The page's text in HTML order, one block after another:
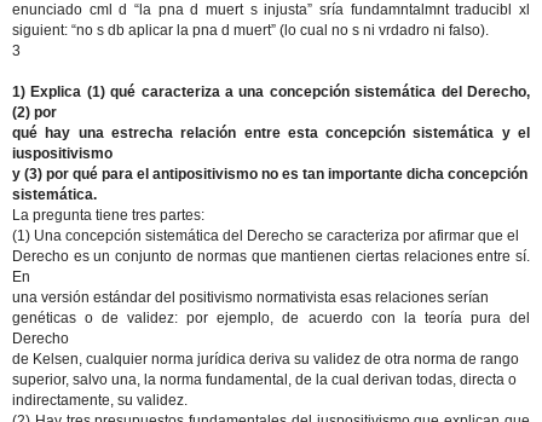
enunciado cml d “la pna d muert s injusta” sría fundamntalmnt traducibl xl
siguient: “no s db aplicar la pna d muert” (lo cual no s ni vrdadro ni falso).
3
1) Explica (1) qué caracteriza a una concepción sistemática del Derecho,
(2) por
qué hay una estrecha relación entre esta concepción sistemática y el
iuspositivismo
y (3) por qué para el antipositivismo no es tan importante dicha concepción
sistemática.
La pregunta tiene tres partes:
(1) Una concepción sistemática del Derecho se caracteriza por afirmar que el
Derecho es un conjunto de normas que mantienen ciertas relaciones entre sí.
En
una versión estándar del positivismo normativista esas relaciones serían
genéticas o de validez: por ejemplo, de acuerdo con la teoría pura del
Derecho
de Kelsen, cualquier norma jurídica deriva su validez de otra norma de rango
superior, salvo una, la norma fundamental, de la cual derivan todas, directa o
indirectamente, su validez.